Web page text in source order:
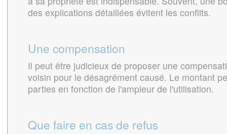
des explications détaillées évitent les conflits.
Une compensation
Il peut être judicieux de proposer une
voisin pour le désagrément causé. Le montant
parties en fonction de l'ampleur de l'utilisation.
Que faire en cas de refus